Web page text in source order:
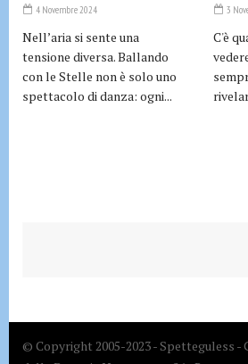
4 Novembre 2024
Nell’aria si sente una
tensione diversa. Ballando
con le Stelle non è solo uno
spettacolo di danza: ogni...
3
C'è
© Copyright 2005-2023 - Spetteguless -